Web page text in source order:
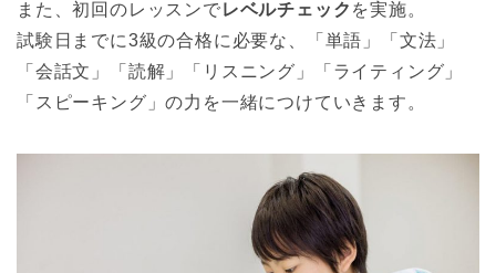
また、初回のレッスンでレベルチェック を実施。
試験日までに3級の合格に必要な、「単語」「文法」
「会話文」「読解」「リスニング」「ライティング」
「スピーキング」の力を一緒につけていきます。